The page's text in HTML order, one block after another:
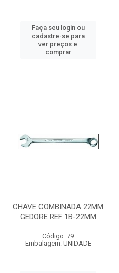
Faça seu login ou
cadastre-se para
ver preços e
comprar
CHAVE COMBINADA 22MM
GEDORE REF 1B-22MM
Código: 79
Embalagem: UNIDADE